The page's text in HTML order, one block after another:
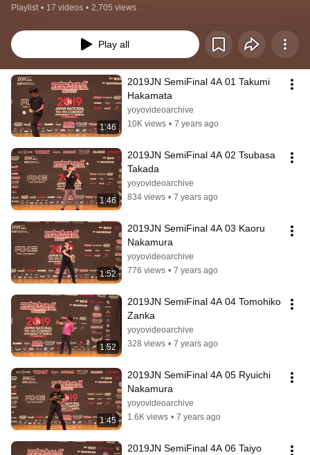
Playlist • 17 videos • 2,705 views
Play all
1:46
2019JN SemiFinal 4A 01 Takumi
Hakamata
yoyovideoarchive
10K views • 7 years ago
1:46
2019JN SemiFinal 4A 02 Tsubasa
Takada
yoyovideoarchive
834 views • 7 years ago
1:52
2019JN SemiFinal 4A 03 Kaoru
Nakamura
yoyovideoarchive
776 views • 7 years ago
1:52
2019JN SemiFinal 4A 04 Tomohiko
Zanka
yoyovideoarchive
328 views • 7 years ago
1:45
2019JN SemiFinal 4A 05 Ryuichi
Nakamura
yoyovideoarchive
1.6K views • 7 years ago
2019JN SemiFinal 4A 06 Taiyo